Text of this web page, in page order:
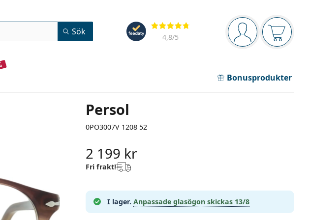
Navigeringsmeny
Du är inloggad
Recensioner
4,8/5
Sök
Bonusprodukter
Persol
0PO3007V 1208 52
2 199 kr
Fri frakt!
I lager. Anpassade glasögon skickas 13/8